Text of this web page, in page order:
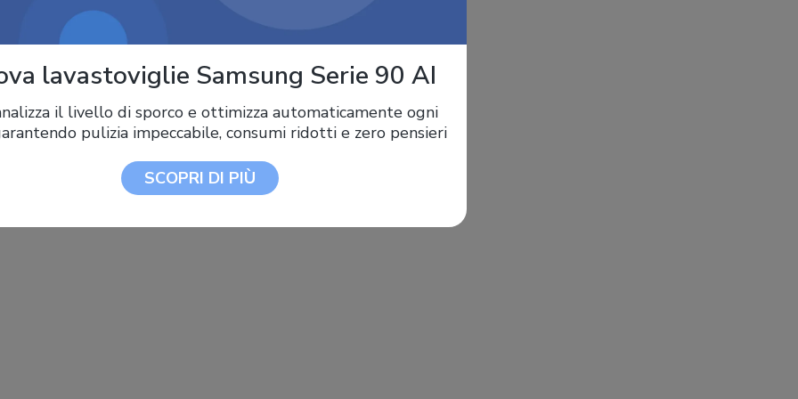
lavastoviglie Samsung Serie 90 AI
il livello di sporco e ottimizza automaticamente ogni
pulizia impeccabile, consumi ridotti e zero pensieri
SCOPRI DI PIÙ